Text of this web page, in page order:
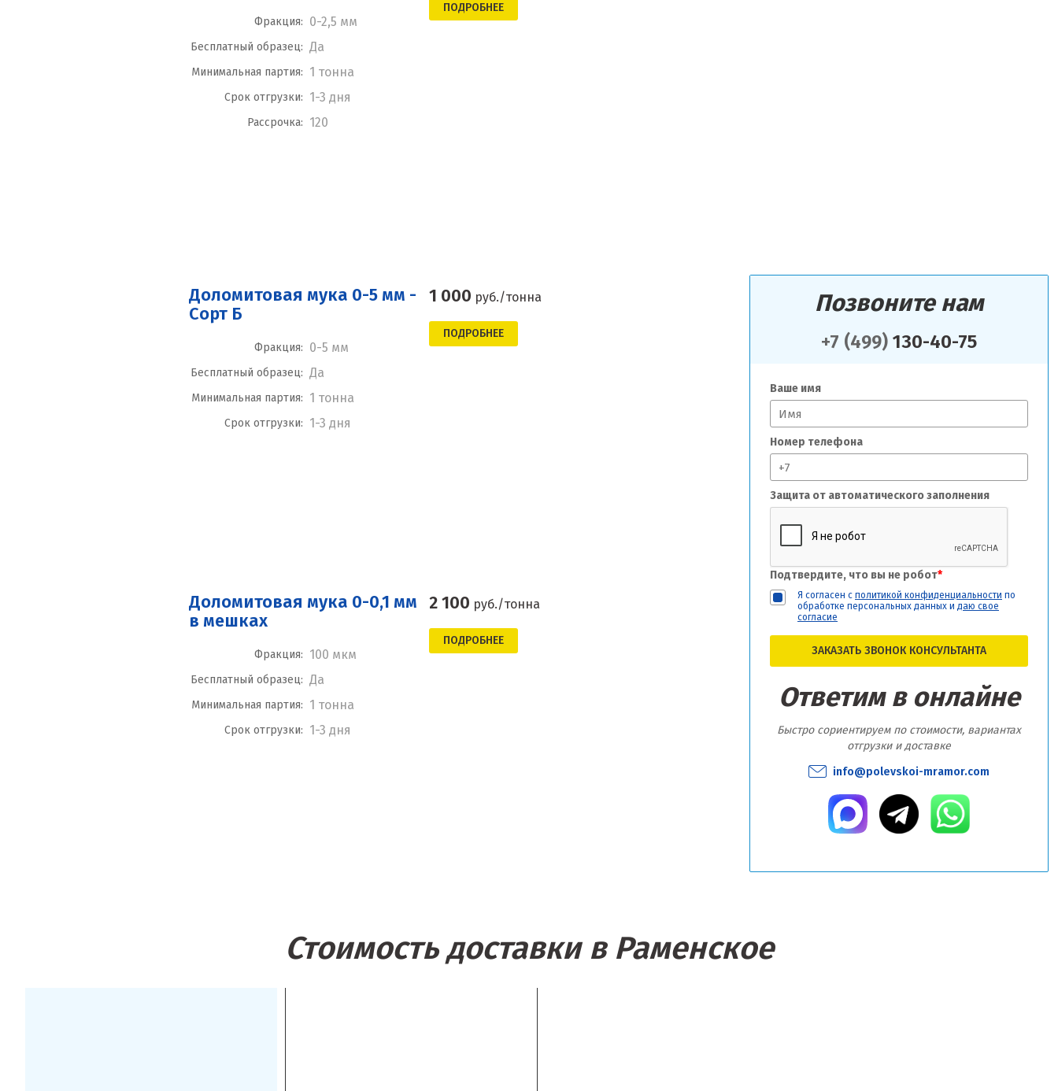
Позвоните нам
+7 (499) 130-40-75
Ваше имя
Номер телефона
Защита от автоматического заполнения
Подтвердите, что вы не робот*
Я согласен с политикой конфиденциальности по
обработке персональных данных и даю свое
согласие
ЗАКАЗАТЬ ЗВОНОК КОНСУЛЬТАНТА
Ответим в онлайне
Быстро сориентируем по стоимости, вариантах
отгрузки и доставке
info@polevskoi-mramor.com
Фракция: 0-2,5 мм
Бесплатный образец: Да
Минимальная партия: 1 тонна
Срок отгрузки: 1-3 дня
Рассрочка: 120
ПОДРОБНЕЕ
Доломитовая мука 0-5 мм -
Сорт Б
Фракция: 0-5 мм
Бесплатный образец: Да
Минимальная партия: 1 тонна
Срок отгрузки: 1-3 дня
1 000 руб./тонна
ПОДРОБНЕЕ
Доломитовая мука 0-0,1 мм
в мешках
Фракция: 100 мкм
Бесплатный образец: Да
Минимальная партия: 1 тонна
Срок отгрузки: 1-3 дня
2 100 руб./тонна
ПОДРОБНЕЕ
Стоимость доставки в Раменское